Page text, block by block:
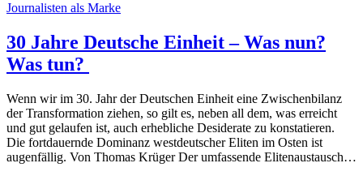
Journalisten als Marke
30 Jahre Deutsche Einheit – Was nun?
Was tun?
Wenn wir im 30. Jahr der Deutschen Einheit eine Zwischenbilanz
der Transformation ziehen, so gilt es, neben all dem, was erreicht
und gut gelaufen ist, auch erhebliche Desiderate zu konstatieren.
Die fortdauernde Dominanz westdeutscher Eliten im Osten ist
augenfällig. Von Thomas Krüger Der umfassende Elitenaustausch…